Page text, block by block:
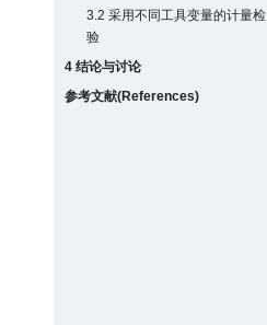
3.2 采用不同工具变量的计量检
验
4 结论与讨论
参考文献(References)